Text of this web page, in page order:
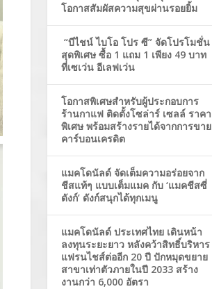
โอกาสสัมผัสความสุขผ่านรอยยิ้ม
“บีไชน์ ไบโอ โปร ซี” จัดโปรโมชั่น
สุดพิเศษ ซื้อ 1 แถม 1 เพียง 49 บาท
ที่เซเว่น อีเลฟเว่น
โอกาสพิเศษสำหรับผู้ประกอบการ
ร้านกาแฟ ติดตั้งโซล่าร์ เซลล์ ราคา
พิเศษ พร้อมสร้างรายได้จากการขาย
คาร์บอนเครดิต
แมคโดนัลด์ จัดเต็มความอร่อยจาก
ชีสแท้ๆ แบบเต็มแมค กับ ‘แมคชีสซี่
ดังก์’ ดังก์สนุกได้ทุกเมนู
แมคโดนัลด์ ประเทศไทย เดินหน้า
ลงทุนระยะยาว หลังคว้าสิทธิ์บริหาร
แฟรนไชส์ต่ออีก 20 ปี ปักหมุดขยาย
สาขาเท่าตัวภายในปี 2033 สร้าง
งานกว่า 6,000 อัตรา